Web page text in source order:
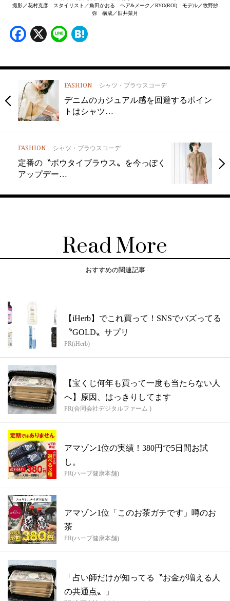
撮影／花村克彦 スタイリスト／角田かおる ヘア&メーク／RYO(ROI) モデル／牧野紗
弥 構成／旧井菜月
Facebook
X Line
FASHION シャツ・ブラウスコーデ
デニムのカジュアル感を回避するポイン
トはシャツ…
FASHION シャツ・ブラウスコーデ
定番の〝ボウタイブラウス〟を今っぽく
アップデー…
Read More
おすすめの関連記事
【iHerb】でこれ買って！SNSでバズってる
〝GOLD〟サプリ
PR(iHerb)
【宝くじ何年も買って一度も当たらない人
へ】原因、はっきりしてます
PR(合同会社デジタルファーム )
アマゾン1位の実績！380円で5日間お試
し。
PR(ハーブ健康本舗)
アマゾン1位「このお茶ガチです」噂のお
茶
PR(ハーブ健康本舗)
「占い師だけが知ってる〝お金が増える人
の共通点〟」